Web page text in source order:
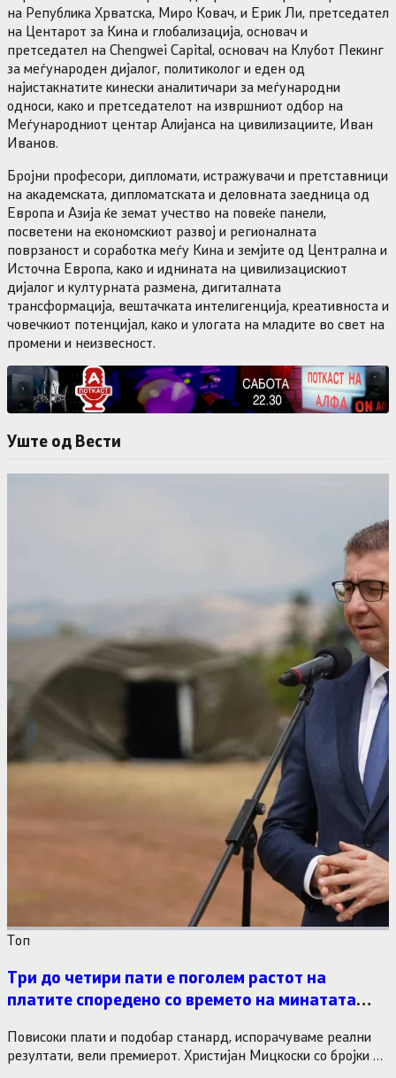
на Република Хрватска, Миро Ковач, и Ерик Ли, претседател
на Центарот за Кина и глобализација, основач и
претседател на Chengwei Capital, основач на Клубот Пекинг
за меѓународен дијалог, политиколог и еден од
најистакнатите кинески аналитичари за меѓународни
односи, како и претседателот на извршниот одбор на
Меѓународниот центар Алијанса на цивилизациите, Иван
Иванов.
Бројни професори, дипломати, истражувачи и претставници
на академската, дипломатската и деловната заедница од
Европа и Азија ќе земат учество на повеќе панели,
посветени на економскиот развој и регионалната
поврзаност и соработка меѓу Кина и земјите од Централна и
Источна Европа, како и иднината на цивилизацискиот
дијалог и културната размена, дигиталната
трансформација, вештачката интелигенција, креативноста и
човечкиот потенцијал, како и улогата на младите во свет на
промени и неизвесност.
Уште од Вести
Tоп
Три до четири пати е поголем растот на
платите споредено со времето на минатата
Повисоки плати и подобар станард, испорачуваме реални
резултати, вели премиерот. Христијан Мицкоски со бројки и